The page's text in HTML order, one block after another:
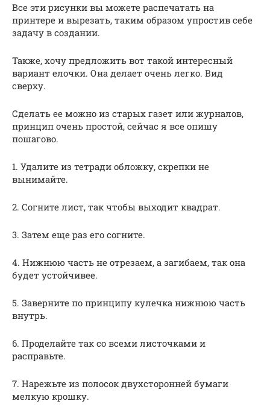
Все эти рисунки вы можете распечатать на
принтере и вырезать, таким образом упростив себе
задачу в создании.
Также, хочу предложить вот такой интересный
вариант елочки. Она делает очень легко. Вид
сверху.
Сделать ее можно из старых газет или журналов,
принцип очень простой, сейчас я все опишу
пошагово.
1. Удалите из тетради обложку, скрепки не
вынимайте.
2. Согните лист, так чтобы выходит квадрат.
3. Затем еще раз его согните.
4. Нижнюю часть не отрезаем, а загибаем, так она
будет устойчивее.
5. Заверните по принципу кулечка нижнюю часть
внутрь.
6. Проделайте так со всеми листочками и
расправьте.
7. Нарежьте из полосок двухсторонней бумаги
мелкую крошку.